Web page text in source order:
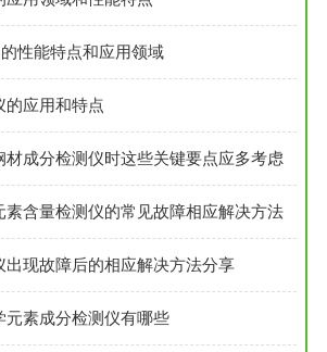
性能特点和应用领域
的应用和特点
材成分检测仪时这些关键要点应多考虑
素含量检测仪的常见故障相应解决方法
出现故障后的相应解决方法分享
元素成分检测仪有哪些